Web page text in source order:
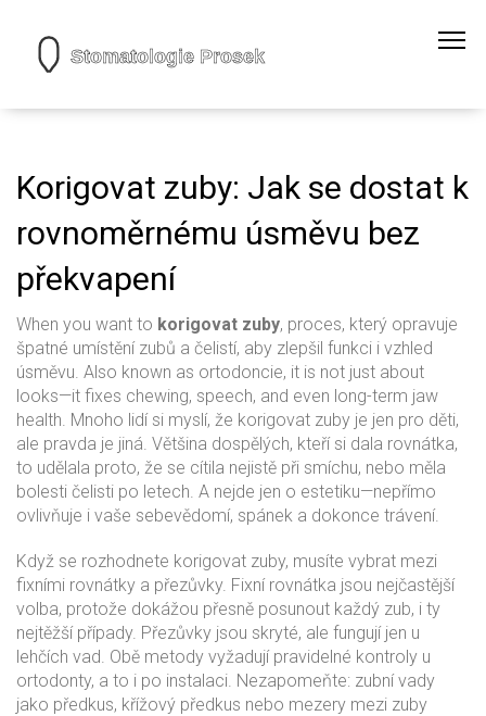
Korigovat zuby: Jak se dostat k
rovnoměrnému úsměvu bez
překvapení
When you want to korigovat zuby, proces, který opravuje
špatné umístění zubů a čelistí, aby zlepšil funkci i vzhled
úsměvu. Also known as ortodoncie, it is not just about
looks—it fixes chewing, speech, and even long-term jaw
health. Mnoho lidí si myslí, že korigovat zuby je jen pro děti,
ale pravda je jiná. Většina dospělých, kteří si dala rovnátka,
to udělala proto, že se cítila nejistě při smíchu, nebo měla
bolesti čelisti po letech. A nejde jen o estetiku—nepřímo
ovlivňuje i vaše sebevědomí, spánek a dokonce trávení.
Když se rozhodnete korigovat zuby, musíte vybrat mezi
fixními rovnátky a přezůvky. Fixní rovnátka jsou nejčastější
volba, protože dokážou přesně posunout každý zub, i ty
nejtěžší případy. Přezůvky jsou skryté, ale fungují jen u
lehčích vad. Obě metody vyžadují pravidelné kontroly u
ortodonty, a to i po instalaci. Nezapomeňte: zubní vady
jako předkus, křížový předkus nebo mezery mezi zuby